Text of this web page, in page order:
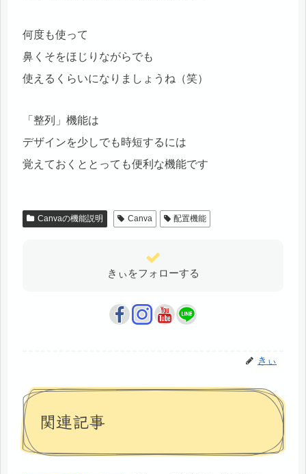
何度も使って
鼻くそをほじりながらでも
使えるくらいになりましょうね（笑）
「整列」機能は
デザインを少しでも時短するには
覚えておくととっても便利な機能です
Canvaの機能説明 Canva 配置機能
きぃをフォローする
きぃ
関連記事